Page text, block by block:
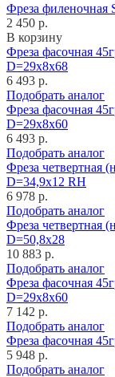
Фреза филеночная
2 450 р.
В корзину
Фреза фасочная
D=29x8x68
6 493 р.
Подобрать аналог
Фреза фасочная
D=29x8x60
6 493 р.
Подобрать аналог
Фреза четвертная
D=34,9x12 RH
6 978 р.
Подобрать аналог
Фреза четвертная
D=50,8x28
10 883 р.
Подобрать аналог
Фреза фасочная
D=29x8x60
7 142 р.
Подобрать аналог
Фреза фасочная
5 948 р.
Подобрать аналог